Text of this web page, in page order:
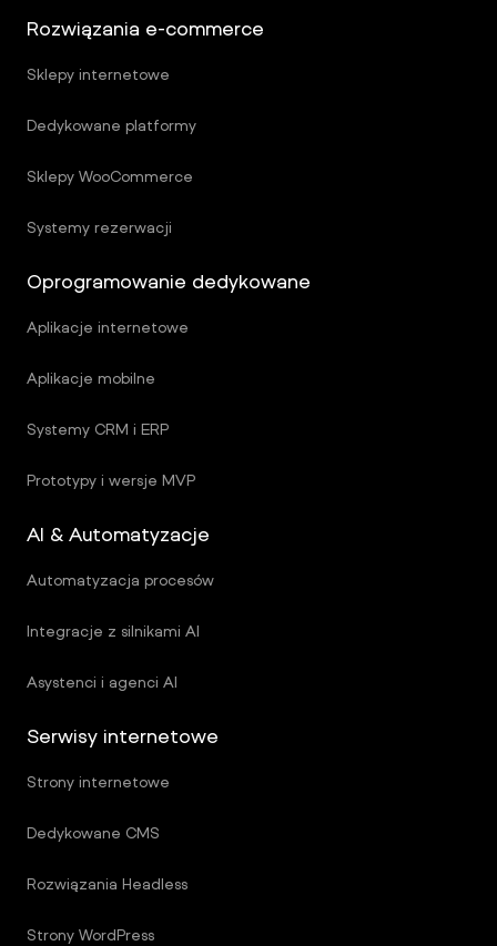
Rozwiązania e-commerce
Sklepy internetowe
Dedykowane platformy
Sklepy WooCommerce
Systemy rezerwacji
Oprogramowanie dedykowane
Aplikacje internetowe
Aplikacje mobilne
Systemy CRM i ERP
Prototypy i wersje MVP
AI & Automatyzacje
Automatyzacja procesów
Integracje z silnikami AI
Asystenci i agenci AI
Serwisy internetowe
Strony internetowe
Dedykowane CMS
Rozwiązania Headless
Strony WordPress